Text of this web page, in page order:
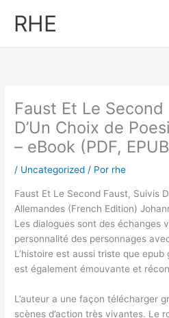
RHE
Faust Et Le
D’Un Choix de
– eBook (PDF,
/ Uncategorized / Por rhe
Faust Et Le Second Faust, Suivis
Allemandes (French Edition)
Les dialogues sont des échanges
personnalité des personnages
L’histoire est aussi triste que
est également émouvante et
L’auteur a une façon télécharger
scènes d’action très vivantes. Le